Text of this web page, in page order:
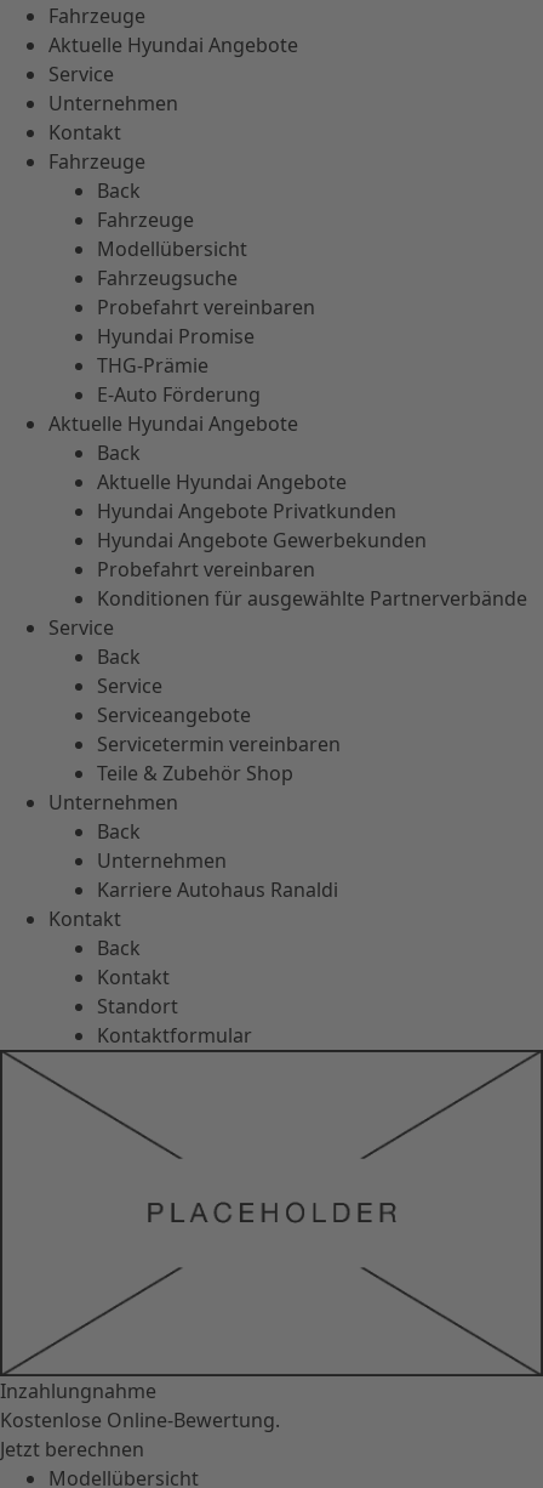
Fahrzeuge
Aktuelle Hyundai Angebote
Service
Unternehmen
Kontakt
Fahrzeuge
Back
Fahrzeuge
Modellübersicht
Fahrzeugsuche
Probefahrt vereinbaren
Hyundai Promise
THG-Prämie
E-Auto Förderung
Aktuelle Hyundai Angebote
Back
Aktuelle Hyundai Angebote
Hyundai Angebote Privatkunden
Hyundai Angebote Gewerbekunden
Probefahrt vereinbaren
Konditionen für ausgewählte Partnerverbände
Service
Back
Service
Serviceangebote
Servicetermin vereinbaren
Teile & Zubehör Shop
Unternehmen
Back
Unternehmen
Karriere Autohaus Ranaldi
Kontakt
Back
Kontakt
Standort
Kontaktformular
Inzahlungnahme
Kostenlose Online-Bewertung.
Jetzt berechnen
Modellübersicht